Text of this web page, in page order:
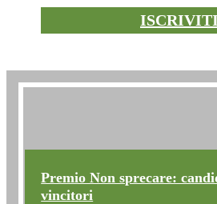
ISCRIVITI
Premio Non sprecare:
vincitori